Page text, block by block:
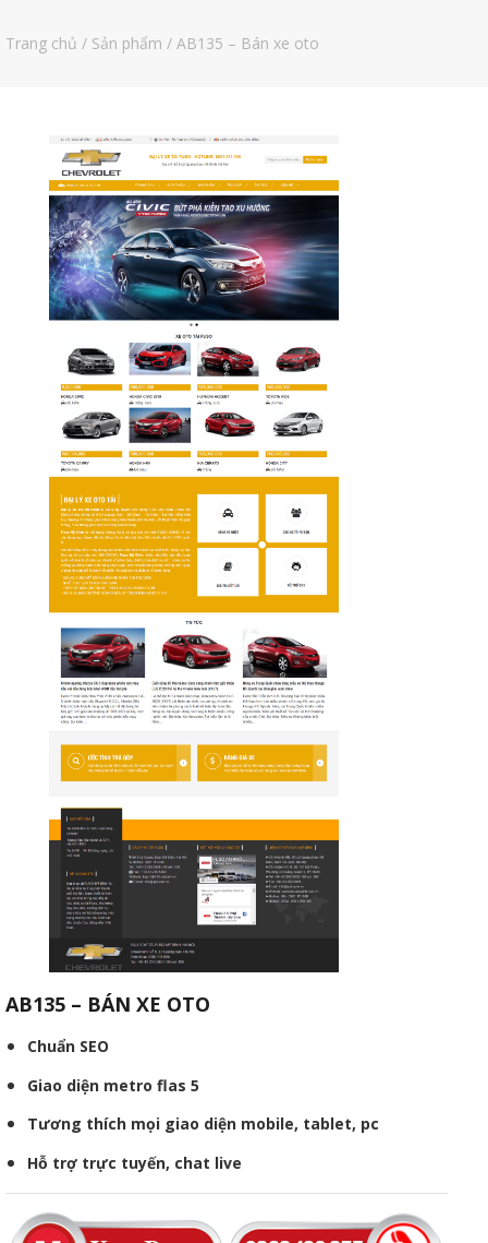
Trang chủ / Sản phẩm / AB135 – Bán xe oto
AB135 – BÁN XE OTO
Chuẩn SEO
Giao diện metro flas 5
Tương thích mọi giao diện mobile, tablet, pc
Hỗ trợ trực tuyến, chat live